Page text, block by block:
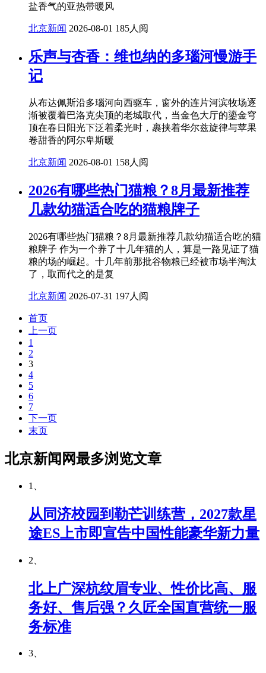
盐香气的亚热带暖风
北京新闻 2026-08-01 185人阅
乐声与杏香：维也纳的多瑙河慢游手
记
从布达佩斯沿多瑙河向西驱车，窗外的连片河滨牧场逐
渐被覆着巴洛克尖顶的老城取代，当金色大厅的鎏金穹
顶在春日阳光下泛着柔光时，裹挟着华尔兹旋律与苹果
卷甜香的阿尔卑斯暖
北京新闻 2026-08-01 158人阅
2026有哪些热门猫粮？8月最新推荐
几款幼猫适合吃的猫粮牌子
2026有哪些热门猫粮？8月最新推荐几款幼猫适合吃的猫
粮牌子 作为一个养了十几年猫的人，算是一路见证了猫
粮的场的崛起。十几年前那批谷物粮已经被市场半淘汰
了，取而代之的是复
北京新闻 2026-07-31 197人阅
首页
上一页
1
2
3
4
5
6
7
下一页
末页
北京新闻网最多浏览文章
1、
从同济校园到勒芒训练营，2027款星
途ES上市即宣告中国性能豪华新力量
2、
北上广深杭纹眉专业、性价比高、服
务好、售后强？久匠全国直营统一服
务标准
3、